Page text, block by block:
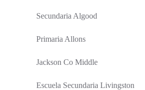
Secundaria Algood
Primaria Allons
Jackson Co Middle
Escuela Secundaria Livingston